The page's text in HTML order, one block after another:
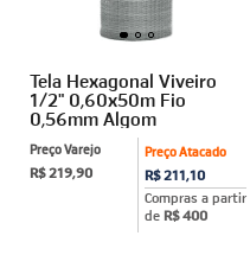
Tela Hexagonal Viveiro
1/2" 0,60x50m Fio
0,56mm Algom
Preço Atacado
R$ 211,10
Compras a partir
de R$ 400
Preço Varejo
R$ 219,90